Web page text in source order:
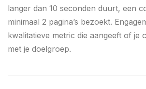
langer dan 10 seconden duurt, een
minimaal 2 pagina’s bezoekt.
kwalitatieve metric die aangeeft of je
met je doelgroep.